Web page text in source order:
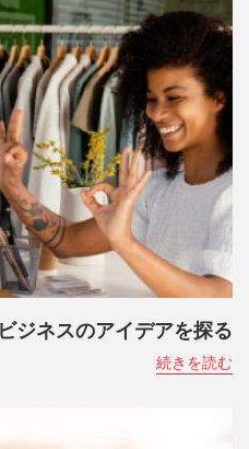
ジネスのアイデアを探る
続きを読む